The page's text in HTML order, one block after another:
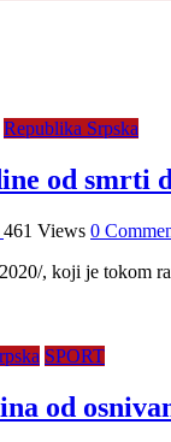
Republika Srpska
od smrti
461 Views 0
, koji je tokom
SPORT
od